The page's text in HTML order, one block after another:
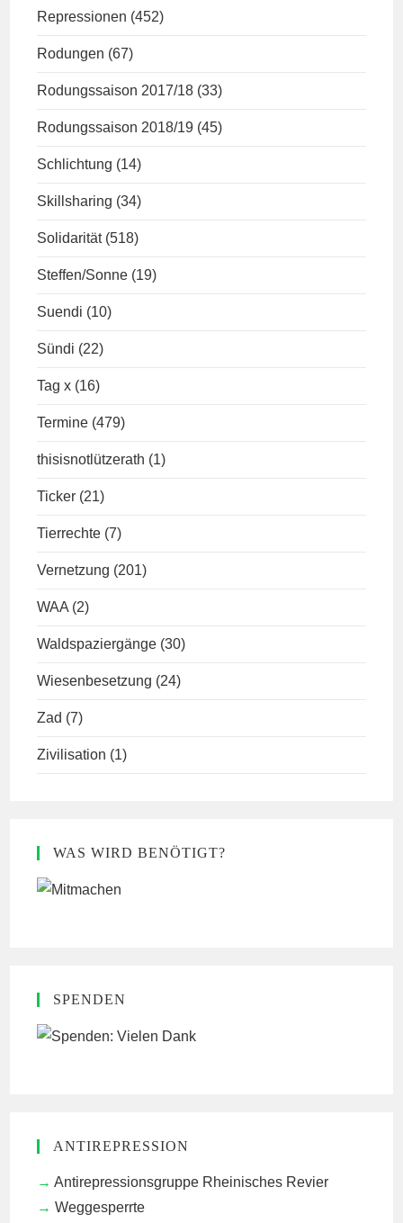
Repressionen (452)
Rodungen (67)
Rodungssaison 2017/18 (33)
Rodungssaison 2018/19 (45)
Schlichtung (14)
Skillsharing (34)
Solidarität (518)
Steffen/Sonne (19)
Suendi (10)
Sündi (22)
Tag x (16)
Termine (479)
thisisnotlützerath (1)
Ticker (21)
Tierrechte (7)
Vernetzung (201)
WAA (2)
Waldspaziergänge (30)
Wiesenbesetzung (24)
Zad (7)
Zivilisation (1)
WAS WIRD BENÖTIGT?
SPENDEN
ANTIREPRESSION
Antirepressionsgruppe Rheinisches Revier
Weggesperrte